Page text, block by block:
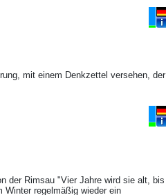
mit einem Denkzettel versehen, der
der Rimsau "Vier Jahre wird sie alt, bis
Winter regelmäßig wieder ein